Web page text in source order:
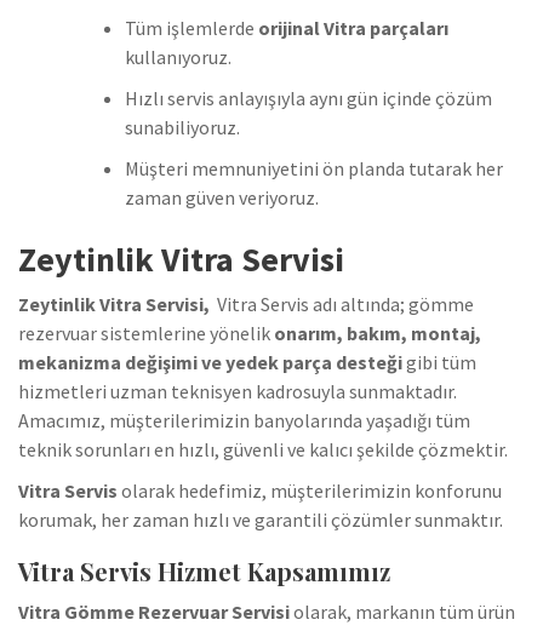
Tüm işlemlerde orijinal Vitra parçaları
kullanıyoruz.
Hızlı servis anlayışıyla aynı gün içinde çözüm
sunabiliyoruz.
Müşteri memnuniyetini ön planda tutarak her
zaman güven veriyoruz.
Zeytinlik Vitra Servisi
Zeytinlik Vitra Servisi, Vitra Servis adı altında; gömme
rezervuar sistemlerine yönelik onarım, bakım, montaj,
mekanizma değişimi ve yedek parça desteğigibi tüm
hizmetleri uzman teknisyen kadrosuyla sunmaktadır.
Amacımız, müşterilerimizin banyolarında yaşadığı tüm
teknik sorunları en hızlı, güvenli ve kalıcı şekilde çözmektir.
Vitra Servis olarak hedefimiz, müşterilerimizin konforunu
korumak, her zaman hızlı ve garantili çözümler sunmaktır.
Vitra Servis Hizmet Kapsamımız
Vitra Gömme Rezervuar Servisiolarak, markanın tüm ürün